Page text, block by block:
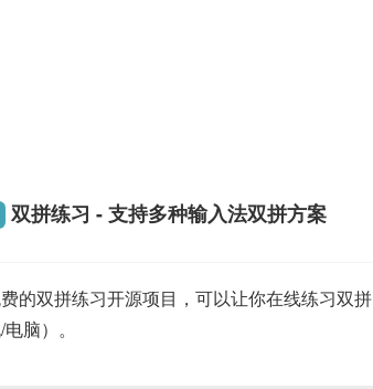
双拼练习 - 支持多种输入法双拼方案
的双拼练习开源项目，可以让你在线练习双
电脑）。